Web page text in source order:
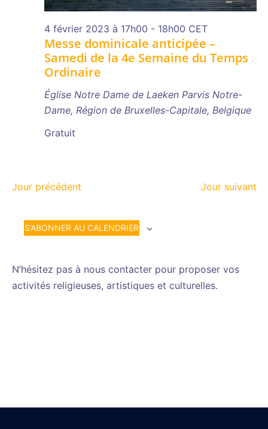
Messe dominicale anticipée –
Samedi de la 4e Semaine du Temps
Ordinaire
4 février 2023 à 17h00 - 18h00 CET
Église Notre Dame de Laeken Parvis Notre-
Dame, Région de Bruxelles-Capitale, Belgique
Gratuit
Jour précédent Jour suivant
S’ABONNER AU CALENDRIER
N’hésitez pas à nous contacter pour proposer vos
activités religieuses, artistiques et culturelles.